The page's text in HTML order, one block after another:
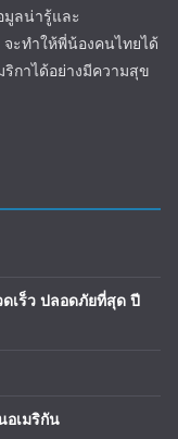
มูลน่ารู้และ
ะทำให้พี่น้องคนไทยได้
กาได้อย่างมีความสุข
เร็ว ปลอดภัยที่สุด ปี
อเมริกัน